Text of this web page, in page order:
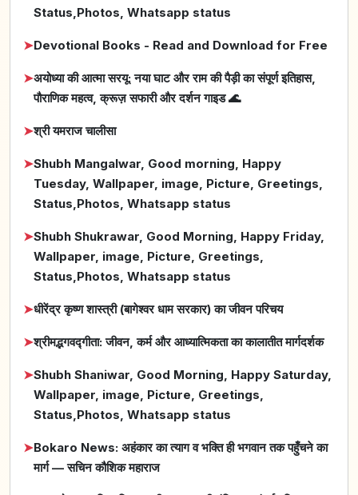
Status,Photos, Whatsapp status
➤Devotional Books - Read and Download for Free
➤अयोध्या की आत्मा सरयू: नया घाट और राम की पैड़ी का संपूर्ण इतिहास,
पौराणिक महत्व, क्रूज़ सफारी और दर्शन गाइड 🌊
➤श्री यमराज चालीसा
➤Shubh Mangalwar, Good morning, Happy
Tuesday, Wallpaper, image, Picture, Greetings,
Status,Photos, Whatsapp status
➤Shubh Shukrawar, Good Morning, Happy Friday,
Wallpaper, image, Picture, Greetings,
Status,Photos, Whatsapp status
➤धीरेंद्र कृष्ण शास्त्री (बागेश्वर धाम सरकार) का जीवन परिचय
➤श्रीमद्भगवद्गीता: जीवन, कर्म और आध्यात्मिकता का कालातीत मार्गदर्शक
➤Shubh Shaniwar, Good Morning, Happy Saturday,
Wallpaper, image, Picture, Greetings,
Status,Photos, Whatsapp status
➤Bokaro News: अहंकार का त्याग व भक्ति ही भगवान तक पहुँचने का
मार्ग — सचिन कौशिक महाराज